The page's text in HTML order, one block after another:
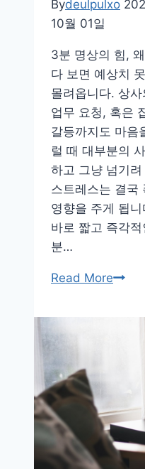
Bydeulpulxo
10월 01일
3분 명상의 힘,
다 보면 예상치
몰려옵니다. 상
업무 요청, 혹은
갈등까지도 마음
럴 때 대부분의
하고 그냥 넘기
스트레스는 결국
영향을 주게 됩
바로 짧고 즉각
분…
Read More스
서
바
로